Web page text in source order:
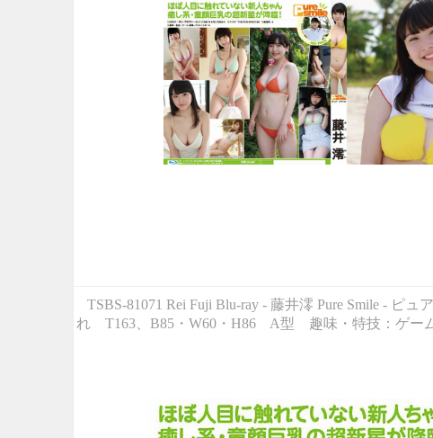
TSBS-81071 Rei Fuji Blu-ray - 藤井澪 Pure Smile -
れ T163、B85・W60・H86 A型 趣味・特技：ゲーム